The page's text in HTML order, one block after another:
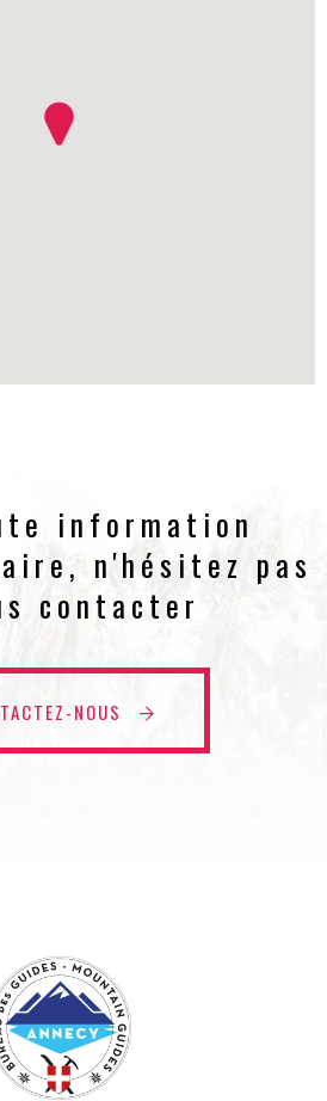
information
n'hésitez pas
contacter
NOUS